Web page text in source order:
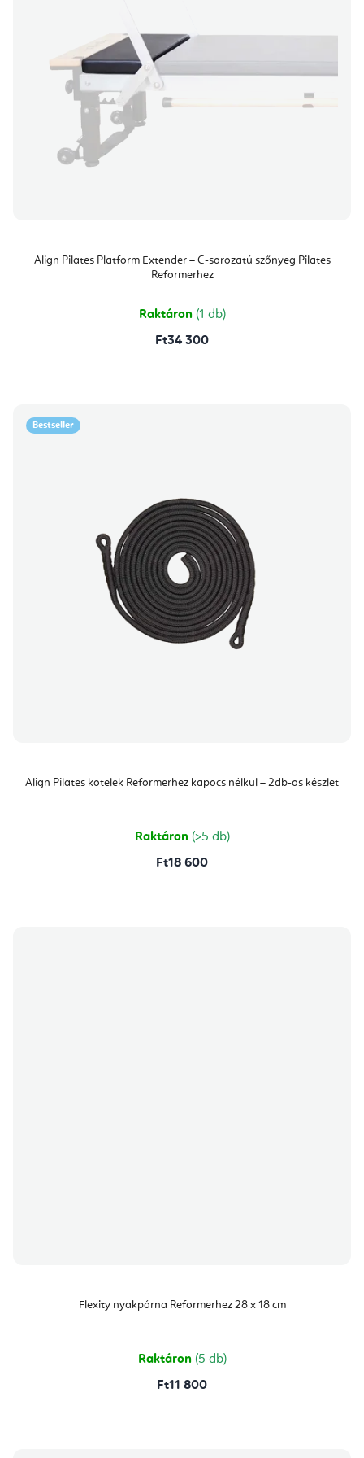
Align Pilates Platform Extender – C-sorozatú szőnyeg Pilates
Reformerhez
Raktáron (1 db)
Ft34 300
Bestseller
Align Pilates kötelek Reformerhez kapocs nélkül – 2db-os készlet
Raktáron (>5 db)
Ft18 600
Flexity nyakpárna Reformerhez 28 x 18 cm
Raktáron (5 db)
Ft11 800